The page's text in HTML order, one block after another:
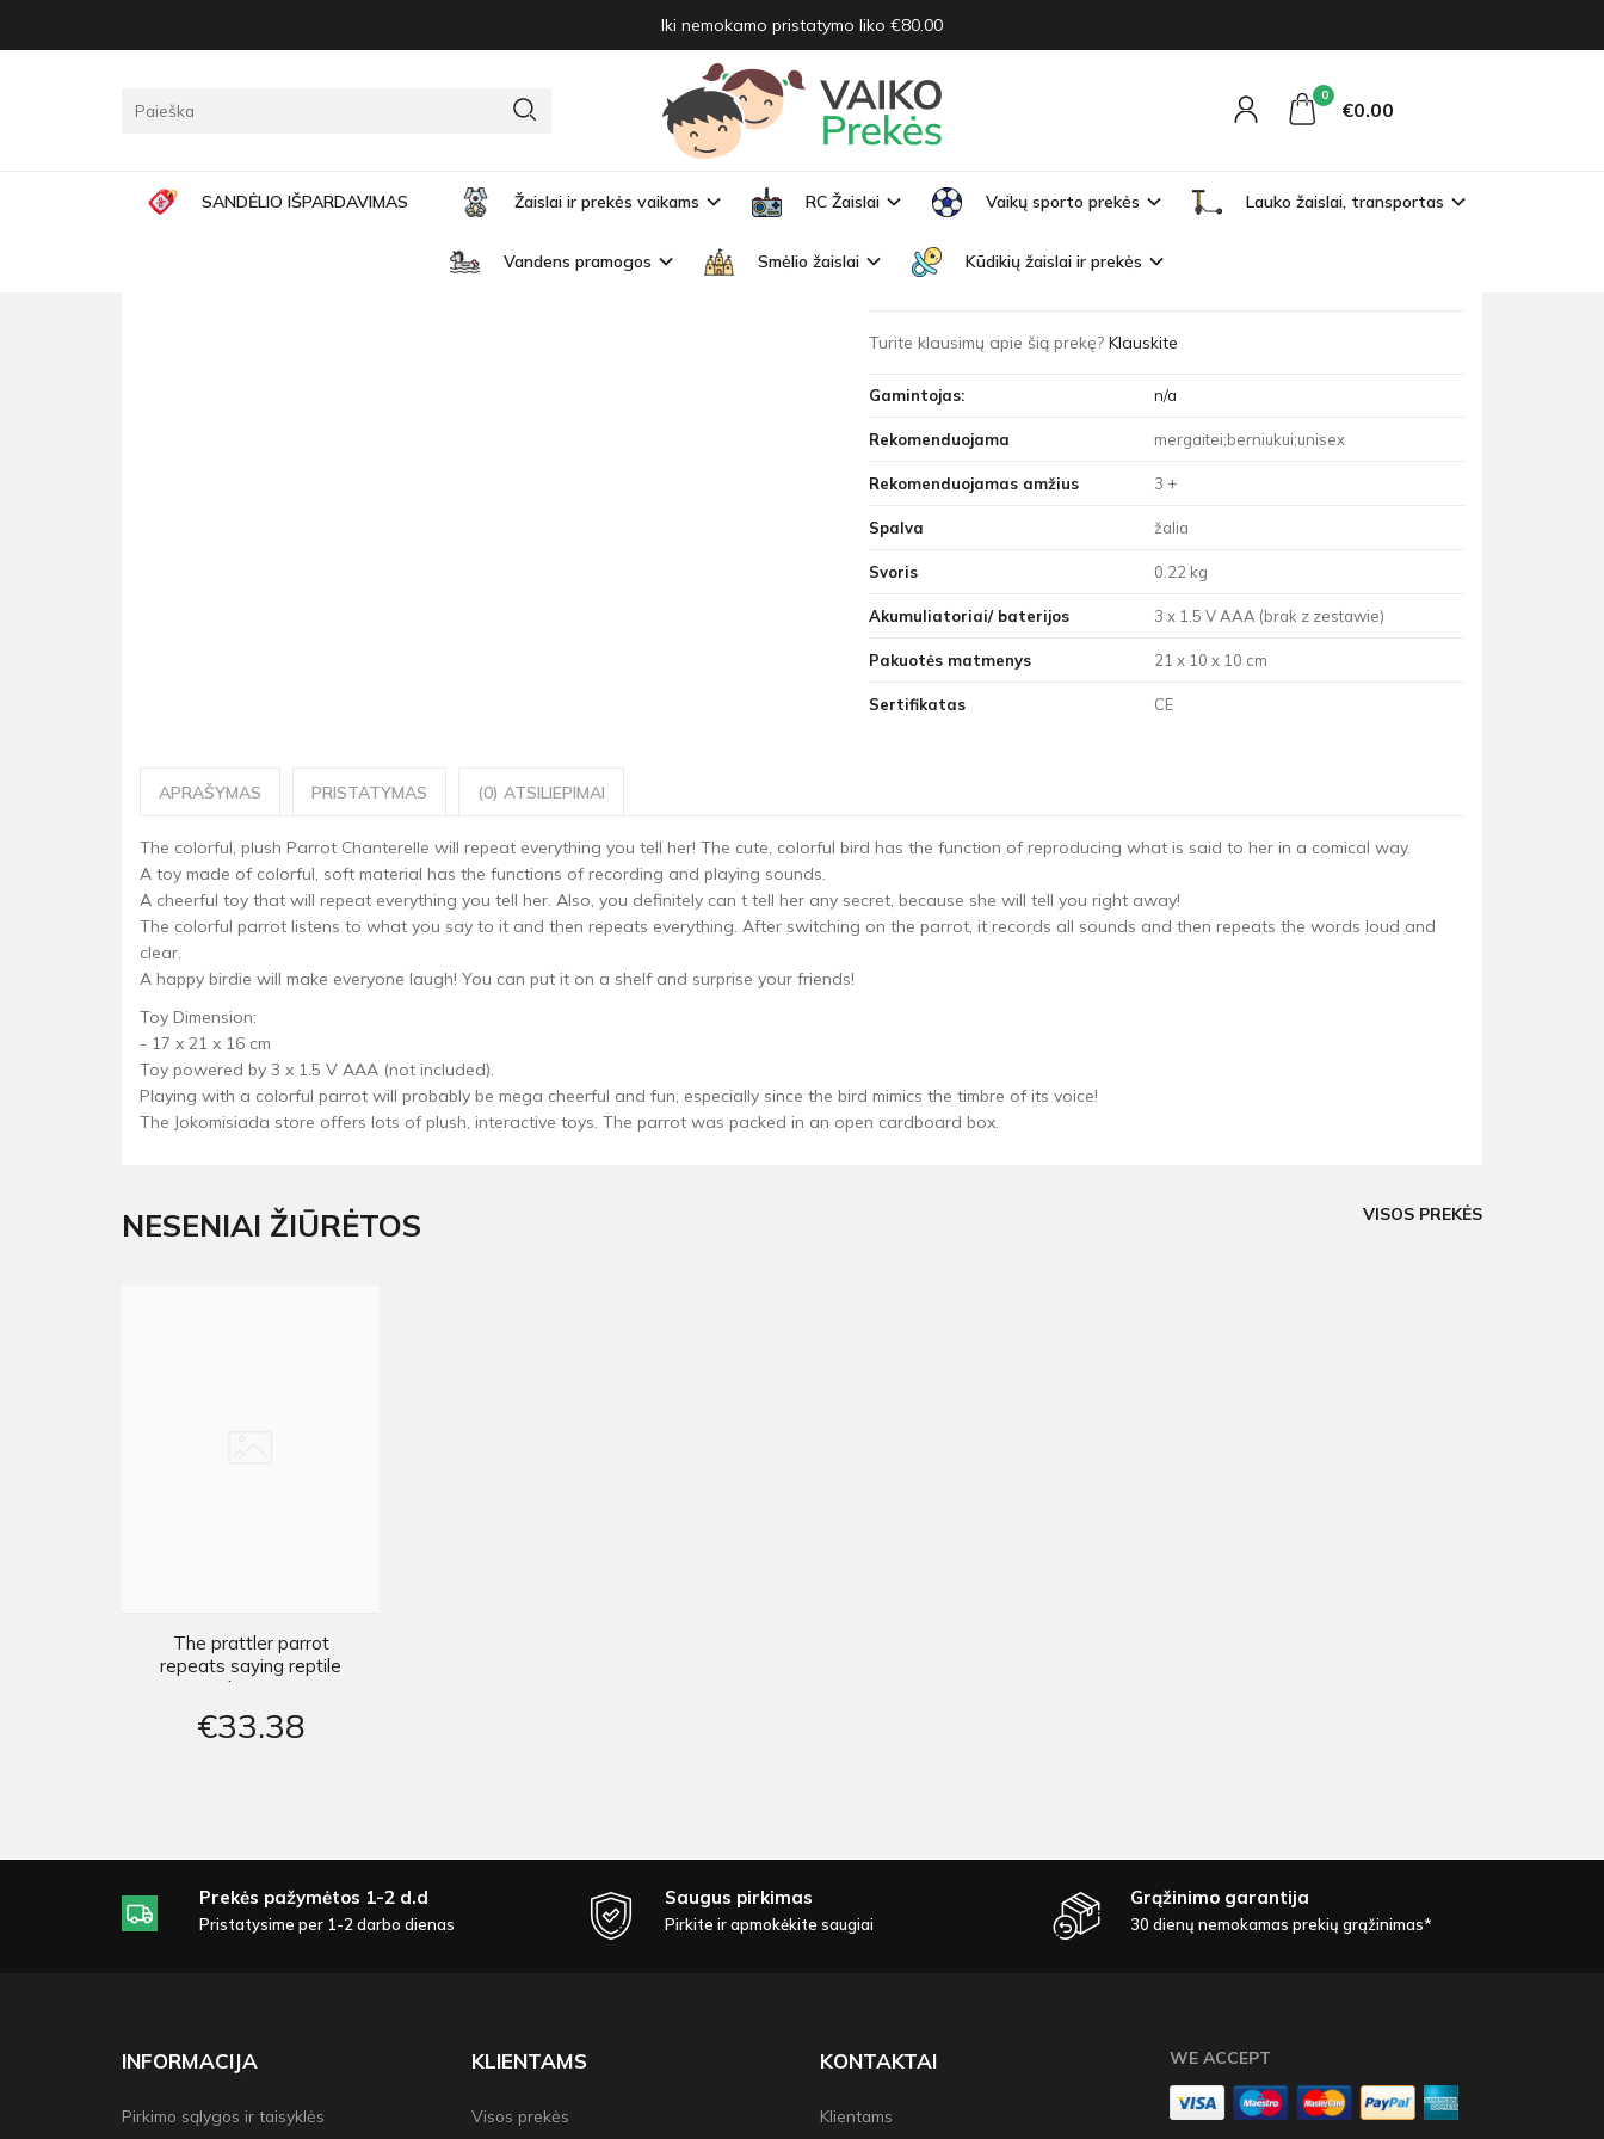
Iki nemokamo pristatymo liko €80.00
0
€0 00
SANDĖLIO IŠPARDAVIMAS Žaislai ir prekės vaikams RC Žaislai Vaikų sporto prekės Lauko žaislai, transportas
Vandens pramogos Smėlio žaislai Kūdikių žaislai ir prekės
Pagrindinis Žaislų naujienos The prattler parrot repeats saying reptile words ZA3887
THE PRATTLER PARROT REPEATS SAYING REPTILE WORDS ZA3887
Prekės kodas:
Turimas kiekis:
Išparduota
Interaktywna papuga, powtórzy to co jej powiesz
Turite klausimų apie šią prekę? Klauskite
Gamintojas: n/a
Rekomenduojama mergaitei;berniukui;unisex
Rekomenduojamas amžius 3 +
Spalva žalia
Svoris 0.22 kg
Akumuliatoriai/ baterijos 3 x 1.5 V AAA (brak z zestawie)
Pakuotės matmenys 21 x 10 x 10 cm
Sertifikatas CE
APRAŠYMAS PRISTATYMAS (0) ATSILIEPIMAI
The colorful, plush Parrot Chanterelle will repeat everything you tell her! The cute, colorful bird has the function of reproducing what is said to her in a comical way.
A toy made of colorful, soft material has the functions of recording and playing sounds.
A cheerful toy that will repeat everything you tell her. Also, you definitely can t tell her any secret, because she will tell you right away!
The colorful parrot listens to what you say to it and then repeats everything. After switching on the parrot, it records all sounds and then repeats the words loud and
clear.
A happy birdie will make everyone laugh! You can put it on a shelf and surprise your friends!
Toy Dimension:
- 17 x 21 x 16 cm
Toy powered by 3 x 1.5 V AAA (not included).
Playing with a colorful parrot will probably be mega cheerful and fun, especially since the bird mimics the timbre of its voice!
The Jokomisiada store offers lots of plush, interactive toys. The parrot was packed in an open cardboard box.
NESENIAI ŽIŪRĖTOS VISOS PREKĖS
The prattler parrot
repeats saying reptile
words ZA3887
€33 38
Prekės pažymėtos 1-2 d.d
Pristatysime per 1-2 darbo dienas
Saugus pirkimas
Pirkite ir apmokėkite saugiai
Grąžinimo garantija
30 dienų nemokamas prekių grąžinimas*
INFORMACIJA
Pirkimo sąlygos ir taisyklės
KLIENTAMS
Visos prekės
KONTAKTAI
Klientams
WE ACCEPT